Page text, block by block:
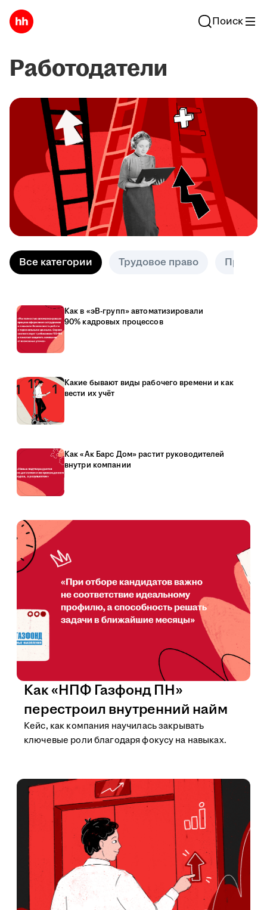
Поиск
Работодатели
Все категории Трудовое право
Как в «эВ-групп» автоматизировали
90% кадровых процессов
Какие бывают виды рабочего времени и как
вести их учёт
Как «Ак Барс Дом» растит руководителей
внутри компании
Как «НПФ Газфонд ПН»
перестроил внутренний найм
Кейс, как компания научилась закрывать
ключевые роли благодаря фокусу на навыках.